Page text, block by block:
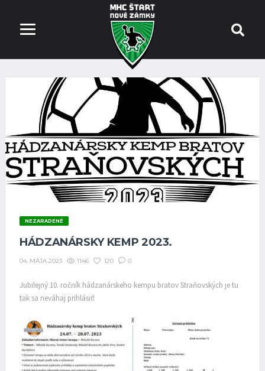
NEZARADENÉ
HÁDZANÁRSKY KEMP 2023.
04. MÁJA 2023 1146 120 0
Jubilejný 10. ročník hádzanárskeho kempu bratov Straňovských je tu
tak sa neváhaj prihlásiť!